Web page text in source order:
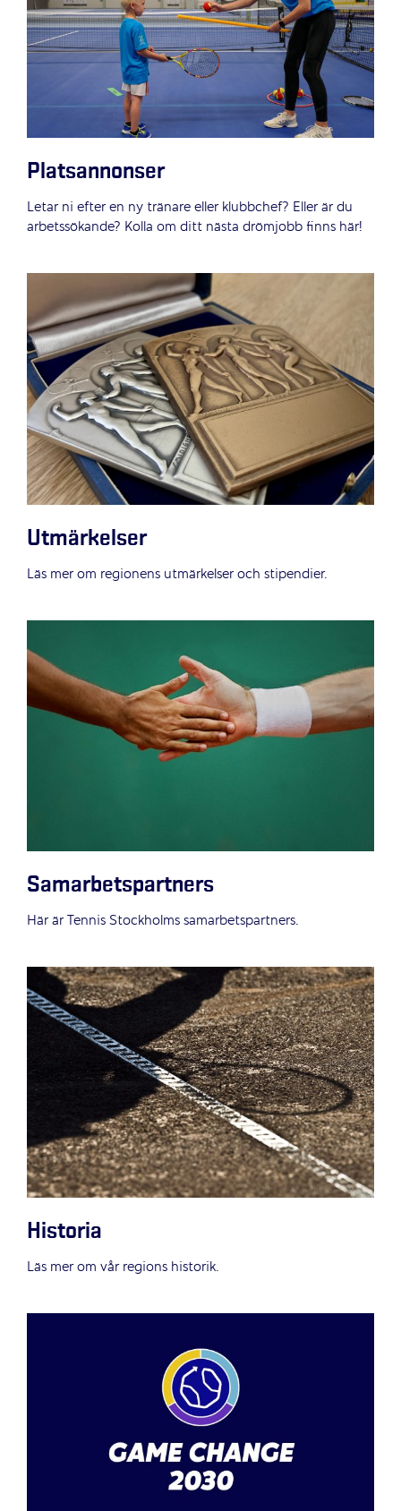
Platsannonser
Letar ni efter en ny tränare eller klubbchef? Eller är du
arbetssökande? Kolla om ditt nästa drömjobb finns här!
Utmärkelser
Läs mer om regionens utmärkelser och stipendier.
Samarbetspartners
Här är Tennis Stockholms samarbetspartners.
Historia
Läs mer om vår regions historik.